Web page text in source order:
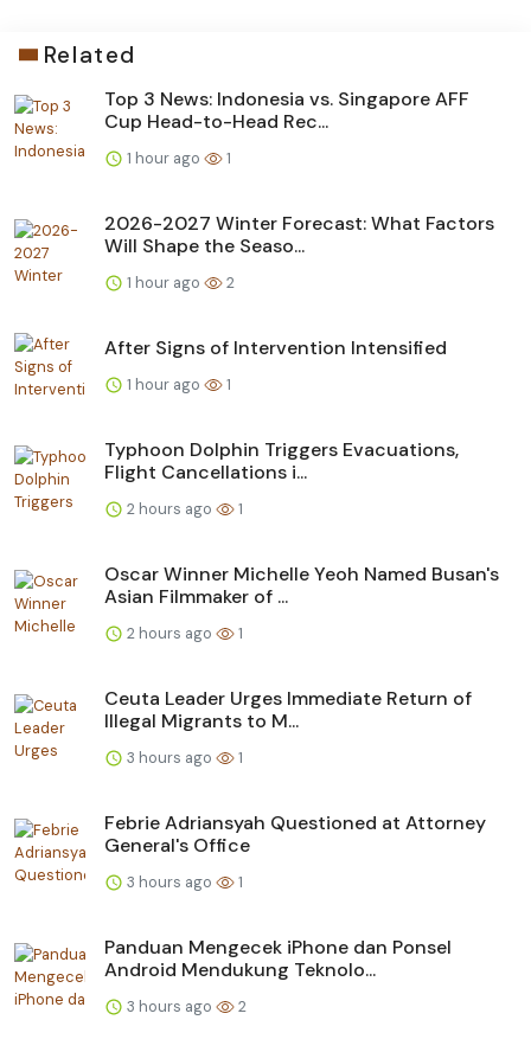
Related
Top 3 News: Indonesia vs. Singapore AFF
Cup Head-to-Head Rec...
1 hour ago 1
2026-2027 Winter Forecast: What Factors
Will Shape the Seaso...
1 hour ago 2
After Signs of Intervention Intensified
1 hour ago 1
Typhoon Dolphin Triggers Evacuations,
Flight Cancellations i...
2 hours ago 1
Oscar Winner Michelle Yeoh Named Busan's
Asian Filmmaker of ...
2 hours ago 1
Ceuta Leader Urges Immediate Return of
Illegal Migrants to M...
3 hours ago 1
Febrie Adriansyah Questioned at Attorney
General's Office
3 hours ago 1
Panduan Mengecek iPhone dan Ponsel
Android Mendukung Teknolo...
3 hours ago 2